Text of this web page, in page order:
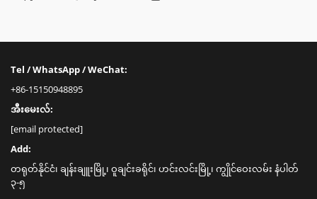
Tel / WhatsApp / WeChat:
+86-15150948895
အီးမေးလ်:
[email protected]
Add:
တရုတ်နိုင်ငံ၊ ချန်းချူးမြို့၊ ဝူချင်းခရိုင်၊ ဟင်းလင်းမြို့၊ ကျွိုင်ဝေးလမ်း နံပါတ်
၃-၅